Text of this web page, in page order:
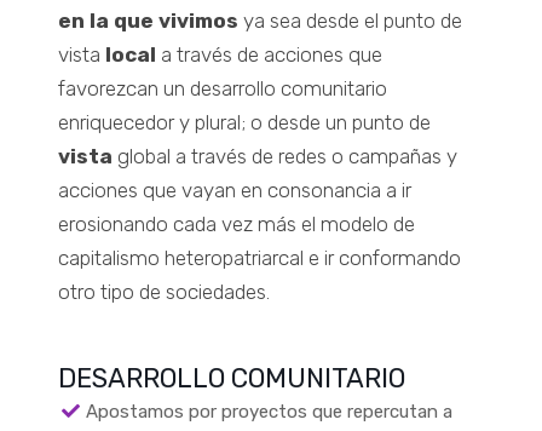
en la que vivimosya sea desde el punto de
vista local a través de acciones que
favorezcan un desarrollo comunitario
enriquecedor y plural; o desde un punto de
vista global a través de redes o campañas y
acciones que vayan en consonancia a ir
erosionando cada vez más el modelo de
capitalismo heteropatriarcal e ir conformando
otro tipo de sociedades.
DESARROLLO COMUNITARIO
Apostamos por proyectos que repercutan a